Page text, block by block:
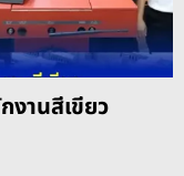
งานสีเขียว